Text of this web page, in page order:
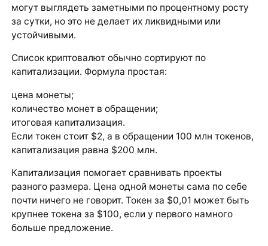
могут выглядеть заметными по процентному росту
за сутки, но это не делает их ликвидными или
устойчивыми.
Список криптовалют обычно сортируют по
капитализации. Формула простая:
цена монеты;
количество монет в обращении;
итоговая капитализация.
Если токен стоит $2, а в обращении 100 млн токенов,
капитализация равна $200 млн.
Капитализация помогает сравнивать проекты
разного размера. Цена одной монеты сама по себе
почти ничего не говорит. Токен за $0,01 может быть
крупнее токена за $100, если у первого намного
больше предложение.